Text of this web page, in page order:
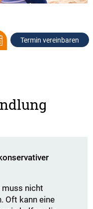
Termin vereinbaren
muss nicht
Oft kann eine